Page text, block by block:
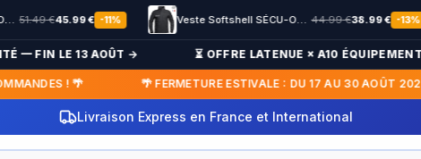
€ 45.99€ -11% Veste Softshell SÉCU-ONE flap Sécurité Privée noir 44.99€38.99€ -13%
— FIN LE 13 AOÛT → ⏳ OFFRE LATENUE × A10
! 🌴 🌴 FERMETURE ESTIVALE : DU 17 AU 30 AOÛT
Paiement en 3x / 4x sans frais